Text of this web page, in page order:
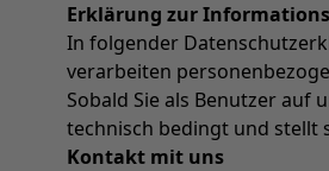
Erklärung zur
In folgender
verarbeiten
Sobald Sie als Benutzer auf
technisch bedingt und stellt
Kontakt mit uns